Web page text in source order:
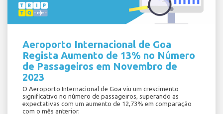
Aeroporto Internacional de Goa
Regista Aumento de 13% no Número
de Passageiros em Novembro de
2023
O Aeroporto Internacional de Goa viu um crescimento
significativo no número de passageiros, superando as
expectativas com um aumento de 12,73% em comparação
com o mês anterior.